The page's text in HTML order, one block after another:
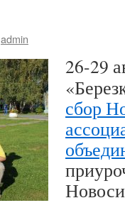
admin
26-29
сбор